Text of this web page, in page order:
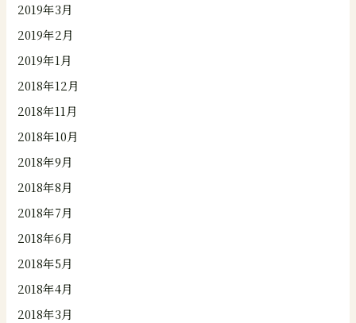
2019年3月
2019年2月
2019年1月
2018年12月
2018年11月
2018年10月
2018年9月
2018年8月
2018年7月
2018年6月
2018年5月
2018年4月
2018年3月